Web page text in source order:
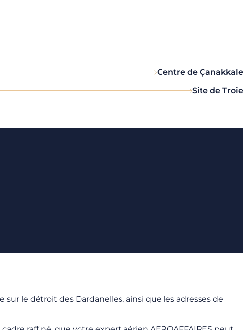
Centre de Çanakkale
Site de Troie
le détroit des Dardanelles, ainsi que les adresses de